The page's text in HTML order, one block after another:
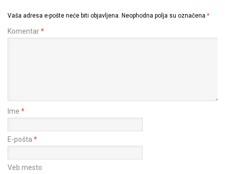
Vaša adresa e-pošte neće biti objavljena. Neophodna polja su označena *
Komentar*
Ime *
E-pošta *
Veb mesto